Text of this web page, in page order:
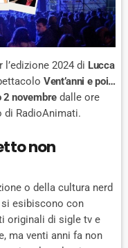
2024 di Lucca
Vent’anni e poi…
2 novembredalle ore
di RadioAnimati.
non
o della cultura nerd
si esibiscono con
originali di sigle tv e
ma venti anni fa non